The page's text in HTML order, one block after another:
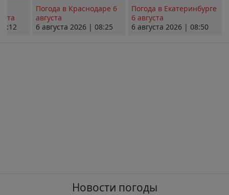
Погода в Краснодаре 6
августа
6 августа 2026 | 08:25
Погода в Екатеринбурге
6 августа
6 августа 2026 | 08:50
Новости погоды